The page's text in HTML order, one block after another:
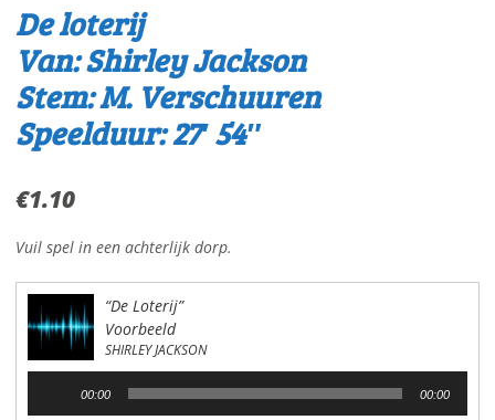
De loterij
Van: Shirley Jackson
Stem: M. Verschuuren
Speelduur: 27′ 54″
€1.10
Vuil spel in een achterlijk dorp.
“De Loterij”
Voorbeeld
SHIRLEY JACKSON
00:00 00:00